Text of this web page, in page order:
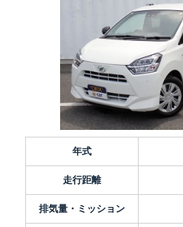
年式
走行距離
排気量・ミッション